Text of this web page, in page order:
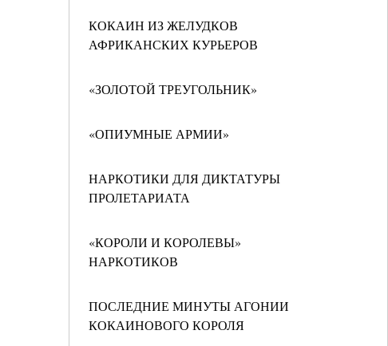
КОКАИН ИЗ ЖЕЛУДКОВ
АФРИКАНСКИХ КУРЬЕРОВ
«ЗОЛОТОЙ ТРЕУГОЛЬНИК»
«ОПИУМНЫЕ АРМИИ»
НАРКОТИКИ ДЛЯ ДИКТАТУРЫ
ПРОЛЕТАРИАТА
«КОРОЛИ И КОРОЛЕВЫ»
НАРКОТИКОВ
ПОСЛЕДНИЕ МИНУТЫ АГОНИИ
КОКАИНОВОГО КОРОЛЯ